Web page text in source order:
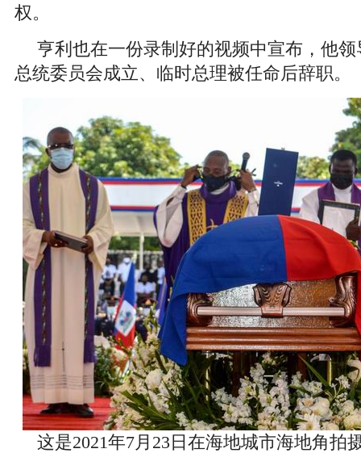
权。
亨利也在一份录制好的视频中宣布，他
总统委员会成立、临时总理被任命后辞职。
这是2021年7月23日在海地城市海地角拍